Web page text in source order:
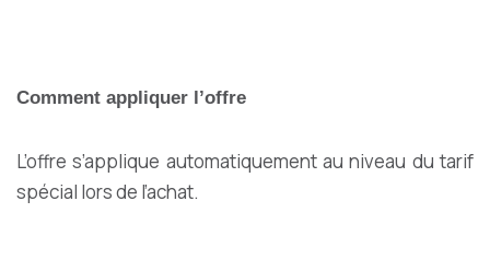
Comment appliquer l’offre
L’offre s’applique automatiquement au niveau du tarif
spécial lors de l’achat.